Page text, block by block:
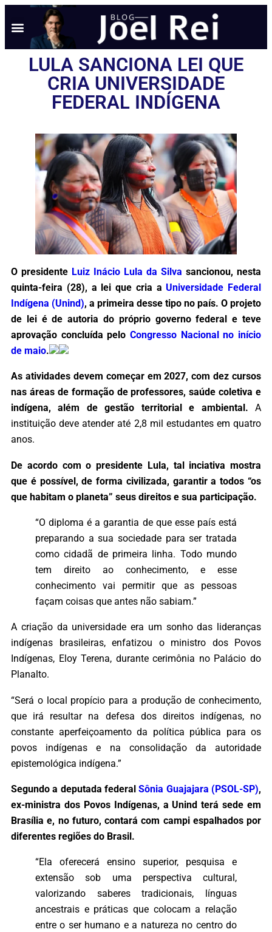
LULA SANCIONA LEI QUE
CRIA UNIVERSIDADE
FEDERAL INDÍGENA
O presidente Luiz Inácio Lula da Silva sancionou, nesta
quinta-feira (28), a lei que cria aUniversidade Federal
Indígena (Unind), a primeira desse tipo no país. O projeto
de lei é de autoria do próprio governo federal e teve
aprovação concluída pelo Congresso Nacional no início
de maio.
As atividades devem começar em 2027, com dez cursos
nas áreas de formação de professores, saúde coletiva e
indígena, além de gestão territorial e ambiental. A
instituição deve atender até 2,8 mil estudantes em quatro
anos.
De acordo com o presidente Lula, tal inciativa mostra
que é possível, de forma civilizada, garantir a todos “os
que habitam o planeta” seus direitos e sua participação.
“O diploma é a garantia de que esse país está
preparando a sua sociedade para ser tratada
como cidadã de primeira linha. Todo mundo
tem direito ao conhecimento, e esse
conhecimento vai permitir que as pessoas
façam coisas que antes não sabiam.”
A criação da universidade era um sonho das lideranças
indígenas brasileiras, enfatizou o ministro dos Povos
Indígenas, Eloy Terena, durante cerimônia no Palácio do
Planalto.
“Será o local propício para a produção de conhecimento,
que irá resultar na defesa dos direitos indígenas, no
constante aperfeiçoamento da política pública para os
povos indígenas e na consolidação da autoridade
epistemológica indígena.”
Segundo a deputada federalSônia Guajajara (PSOL-SP),
ex-ministra dos Povos Indígenas, a Unind terá sede em
Brasília e, no futuro, contará com campi espalhados por
diferentes regiões do Brasil.
“Ela oferecerá ensino superior, pesquisa e
extensão sob uma perspectiva cultural,
valorizando saberes tradicionais, línguas
ancestrais e práticas que colocam a relação
entre o ser humano e a natureza no centro do